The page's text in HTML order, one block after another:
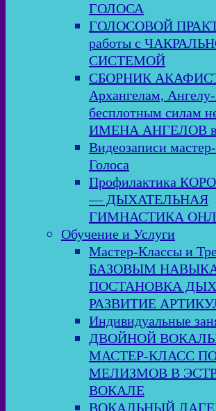
ГОЛОСА
ГОЛОСОВОЙ
работы с
СИСТЕМОЙ
СБОРНИК
Архангелам,
бесплотным силам
ИМЕНА АНГЕЛОВ в
Видеозаписи
Голоса
Профилактика
— ДЫХАТЕЛЬНАЯ
ГИМНАСТИКА
Обучение и Услуги
Мастер-Классы и
БАЗОВЫМ
ПОСТАНОВКА
РАЗВИТИЕ
Индивидуальные
ДВОЙНОЙ
МАСТЕР-КЛАСС
МЕЛИЗМОВ В
ВОКАЛЕ
ВОКАЛЬНЫЙ